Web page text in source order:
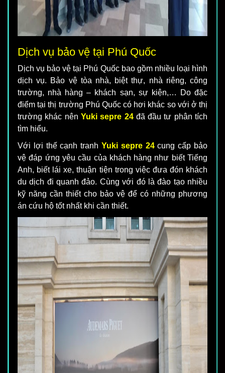
Dịch vụ bảo vệ tại Phú Quốc
Dịch vụ bảo vệ tại Phú Quốc bao gồm nhiều loại hình
dịch vụ. Bảo vệ tòa nhà, biệt thự, nhà riêng, công
trường, nhà hàng – khách sạn, sự kiện,… Do đặc
điểm tại thị trường Phú Quốc có hơi khác so với ở thị
trường khác nên Yuki sepre 24đã đầu tư phân tích
tìm hiểu.
Với lợi thế cạnh tranh Yuki sepre 24cung cấp bảo
vệ đáp ứng yêu cầu của khách hàng như biết Tiếng
Anh, biết lái xe, thuận tiện trong việc đưa đón khách
du dịch đi quanh đảo. Cùng với đó là đào tạo nhiều
kỹ năng cần thiết cho bảo vệ để có những phương
án cứu hộ tốt nhất khi cần thiết.